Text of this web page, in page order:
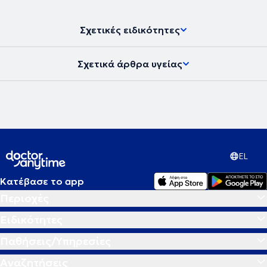
Σχετικές ειδικότητες
Σχετικά άρθρα υγείας
EL
Κατέβασε το app